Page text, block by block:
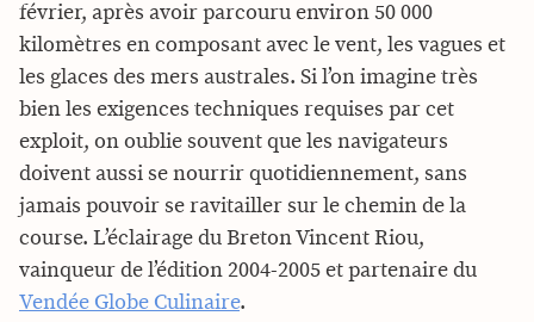
février, après avoir parcouru environ 50 000
kilomètres en composant avec le vent, les vagues et
les glaces des mers australes. Si l’on imagine très
bien les exigences techniques requises par cet
exploit, on oublie souvent que les navigateurs
doivent aussi se nourrir quotidiennement, sans
jamais pouvoir se ravitailler sur le chemin de la
course. L’éclairage du Breton Vincent Riou,
vainqueur de l’édition 2004-2005 et partenaire du
Vendée Globe Culinaire.